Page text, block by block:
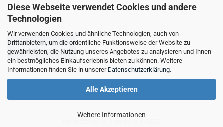
Diese Webseite verwendet Cookies und andere
Technologien
Wir verwenden Cookies und ähnliche Technologien, auch von
Drittanbietern, um die ordentliche Funktionsweise der Website zu
gewährleisten, die Nutzung unseres Angebotes zu analysieren und Ihnen
ein bestmögliches Einkaufserlebnis bieten zu können. Weitere
Informationen finden Sie in unserer Datenschutzerklärung.
Alle Akzeptieren
Weitere Informationen
Vertrag widerrufen